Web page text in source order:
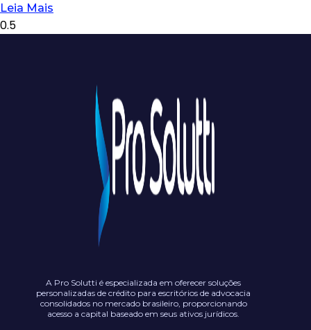
Leia Mais
A Pro Solutti é especializada em oferecer soluções
personalizadas de crédito para escritórios de advocacia
consolidados no mercado brasileiro, proporcionando
acesso a capital baseado em seus ativos jurídicos.